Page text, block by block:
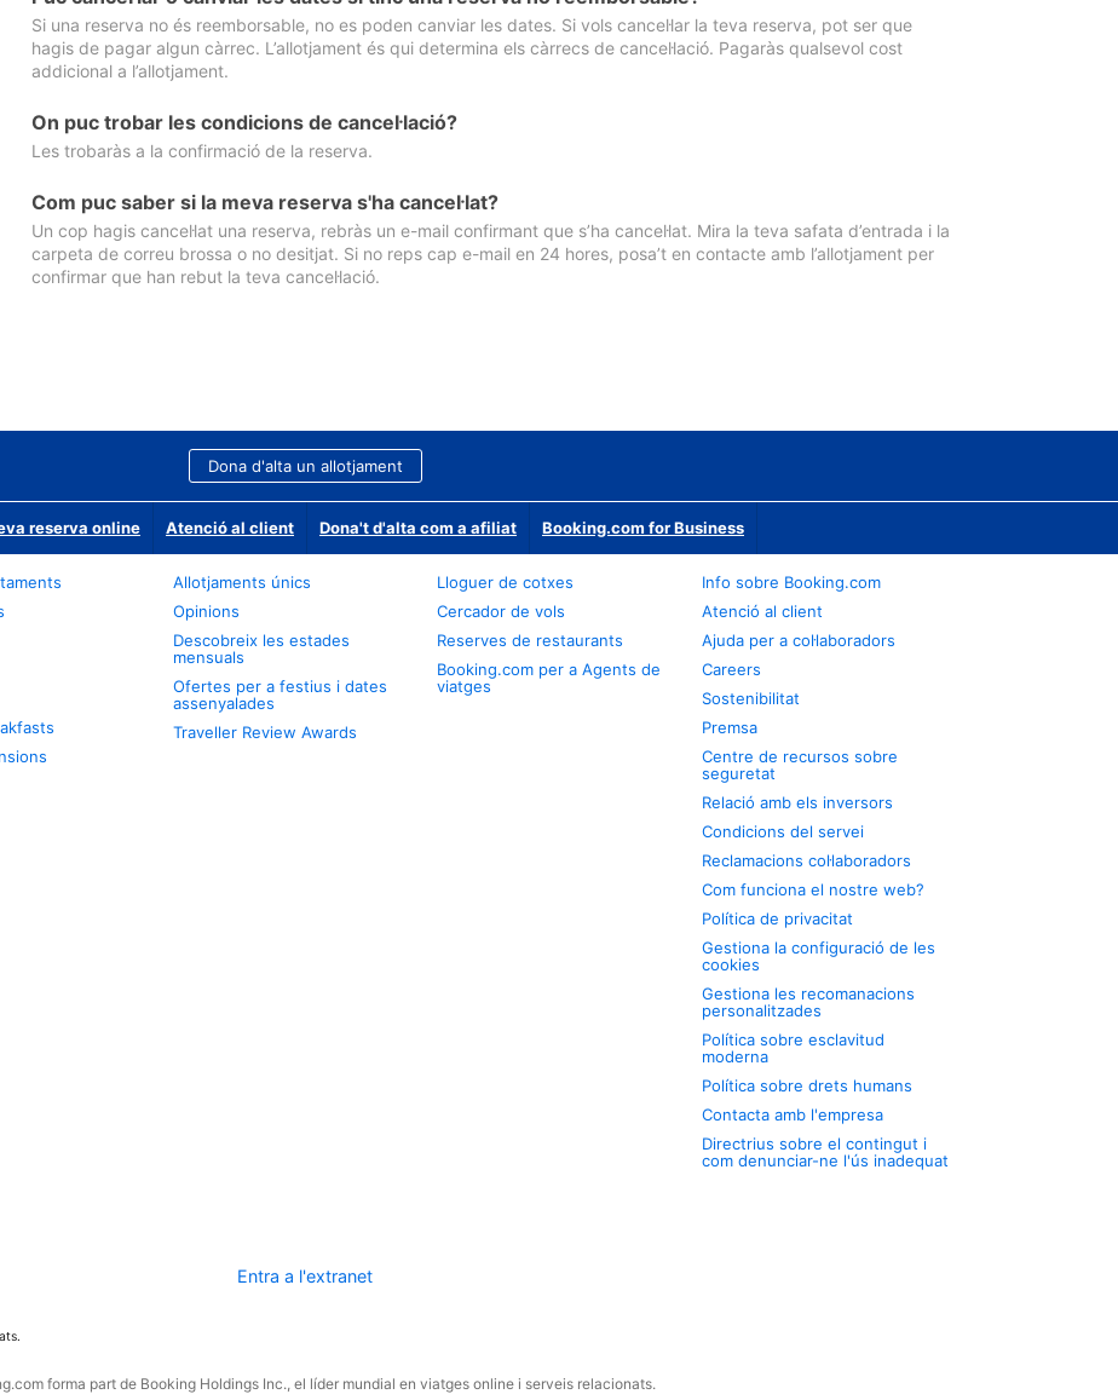
Si una reserva no és reemborsable, no es poden canviar les dates. Si vols cancel·lar la teva reserva, pot ser que
hagis de pagar algun càrrec. L’allotjament és qui determina els càrrecs de cancel·lació. Pagaràs qualsevol cost
addicional a l’allotjament.
On puc trobar les condicions de cancel·lació?
Les trobaràs a la confirmació de la reserva.
Com puc saber si la meva reserva s'ha cancel·lat?
Un cop hagis cancel·lat una reserva, rebràs un e-mail confirmant que s’ha cancel·lat. Mira la teva safata d’entrada i la
carpeta de correu brossa o no desitjat. Si no reps cap e-mail en 24 hores, posa’t en contacte amb l’allotjament per
confirmar que han rebut la teva cancel·lació.
Dona d'alta un allotjament
reserva online Atenció al client Dona't d'alta com a afiliat Booking.com for Business
Allotjaments únics
Opinions
Descobreix les estades
mensuals
Ofertes per a festius i dates
assenyalades
Traveller Review Awards
Lloguer de cotxes
Cercador de vols
Reserves de restaurants
Booking.com per a Agents de
viatges
Info sobre Booking.com
Atenció al client
Ajuda per a col·laboradors
Careers
Sostenibilitat
Premsa
Centre de recursos sobre
seguretat
Relació amb els inversors
Condicions del servei
Reclamacions col·laboradors
Com funciona el nostre web?
Política de privacitat
Gestiona la configuració de les
cookies
Gestiona les recomanacions
personalitzades
Política sobre esclavitud
moderna
Política sobre drets humans
Contacta amb l'empresa
Directrius sobre el contingut i
com denunciar-ne l'ús inadequat
Entra a l'extranet
forma part de Booking Holdings Inc., el líder mundial en viatges online i serveis relacionats.